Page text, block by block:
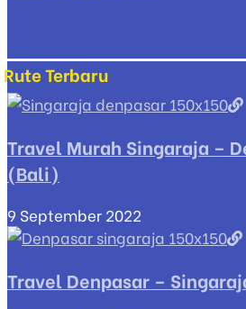
Rute Terbaru
Travel Murah Singaraja –
(Bali)
9 September 2022
Travel Denpasar –